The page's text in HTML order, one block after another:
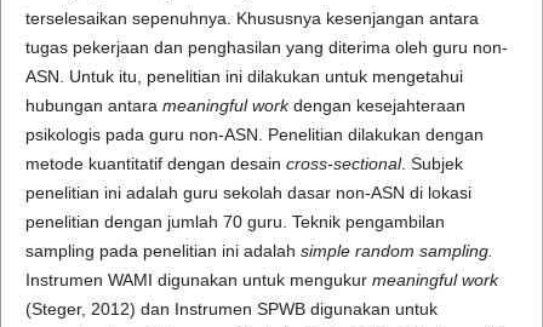
terselesaikan sepenuhnya. Khususnya kesenjangan antara
tugas pekerjaan dan penghasilan yang diterima oleh guru non-
ASN. Untuk itu, penelitian ini dilakukan untuk mengetahui
hubungan antara meaningful workdengan kesejahteraan
psikologis pada guru non-ASN. Penelitian dilakukan dengan
metode kuantitatif dengan desain cross-sectional. Subjek
penelitian ini adalah guru sekolah dasar non-ASN di lokasi
penelitian dengan jumlah 70 guru. Teknik pengambilan
sampling pada penelitian ini adalah simple random sampling.
Instrumen WAMI digunakan untuk mengukur meaningful work
(Steger, 2012) dan Instrumen SPWB digunakan untuk